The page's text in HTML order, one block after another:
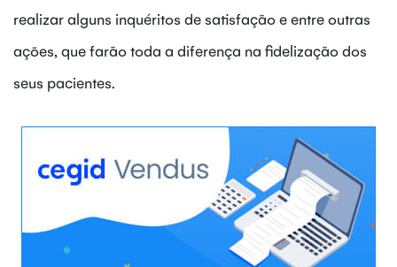
realizar alguns inquéritos de satisfação e entre outras
ações, que farão toda a diferença na fidelização dos
seus pacientes.